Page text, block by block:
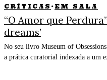
CRÍTICAS · EM SALA
“O Amor que
dreams’
No seu livro Museum of
a prática curatorial indexada a um